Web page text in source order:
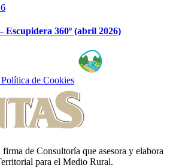
360º (abril 2026)
de Cookies
de Consultoría que asesora y elabora
para el Medio Rural.